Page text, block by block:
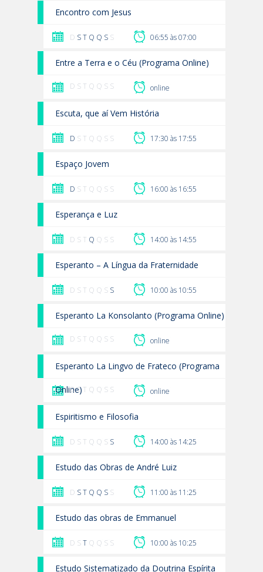
Encontro com Jesus
D ST Q Q S S 06:55 às 07:00
Entre a Terra e o Céu (Programa Online)
D S T Q Q S S online
Escuta, que aí Vem História
D S T Q Q S S 17:30 às 17:55
Espaço Jovem
D S T Q Q S S 16:00 às 16:55
Esperança e Luz
D S T Q Q S S 14:00 às 14:55
Esperanto – A Língua da Fraternidade
D S T Q Q S S 10:00 às 10:55
Esperanto La Konsolanto (Programa Online)
D S T Q Q S S online
Esperanto La Lingvo de Frateco (Programa
Online)D S T Q Q S S online
Espiritismo e Filosofia
D S T Q Q S S 14:00 às 14:25
Estudo das Obras de André Luiz
D ST Q Q S S 11:00 às 11:25
Estudo das obras de Emmanuel
D ST Q Q S S 10:00 às 10:25
Estudo Sistematizado da Doutrina Espírita